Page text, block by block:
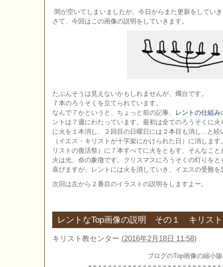
間が空いてしまいましたが、今日からまた更新をしてい
さて、今回はこの画像の説明をしていきます。
たぶんそうは見えないかもしれませんが、燭台です。
７本のろうそくを立てられています。
なんで７かというと、ちょっと前の記事、
レントの仕組み
ントは７週にわたっています。最初は全てのろうそくに
に火を１本消し、２回目の日曜日には２本目も消し...と
（イエス・キリストが十字架にかけられた日）に消しま
リストの復活祭）に７本すべてに火をともす、そんなこと
火は光、命の象徴です。クリスマスにろうそくの灯りを
喜びますが、レントには火を消していき、イエスの受難を
次回は左から２番目のイラストの説明をしますよー。
レントなTop画像の説明 その１ キリス
キリスト教センター (2016年2月18日 11:58)
ブログのTop画像の縮小